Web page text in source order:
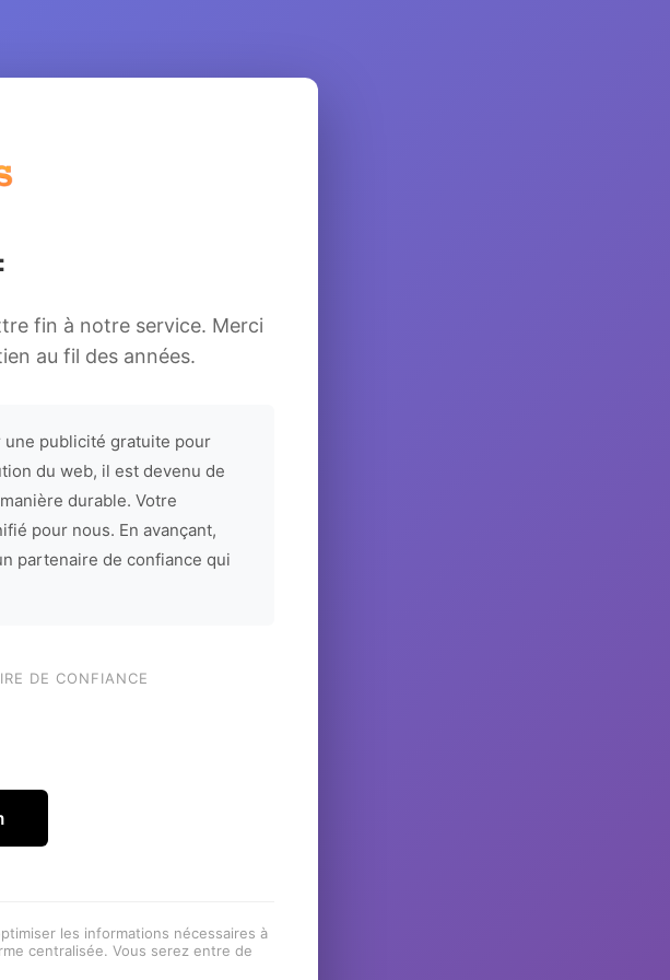
fin à notre service. Merci
au fil des années.
une publicité gratuite pour
du web, il est devenu de
durable. Votre
pour nous. En avançant,
partenaire de confiance qui
DE CONFIANCE
les informations nécessaires à
centralisée. Vous serez entre de